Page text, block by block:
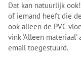
Dat kan natuurlijk
of iemand heeft die
ook alleen de PVC
vink 'Alleen materiaal'
email toegestuurd.